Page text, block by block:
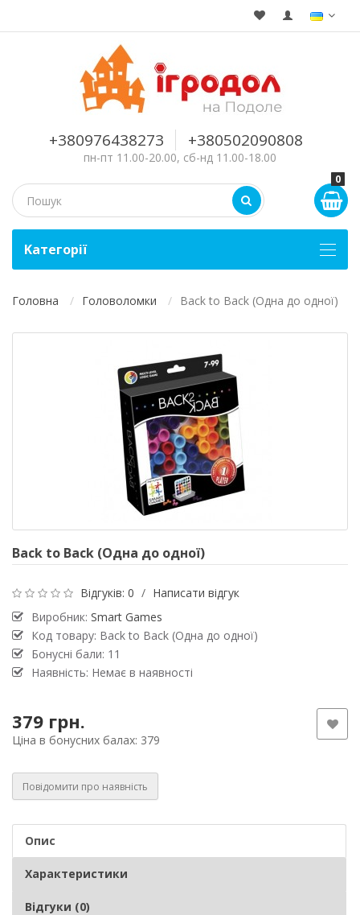
+380976438273 +380502090808
пн-пт 11.00-20.00, сб-нд 11.00-18.00
0
Kатегорії
Головна Головоломки Back to Back (Одна до одної)
Back to Back (Одна до одної)
Відгуків: 0 / Написати відгук
Виробник: Smart Games
Код товару: Back to Back (Одна до одної)
Бонусні бали: 11
Наявність: Немає в наявності
379 грн.
Ціна в бонусних балах: 379
Повідомити про наявність
Опис
Характеристики
Відгуки (0)